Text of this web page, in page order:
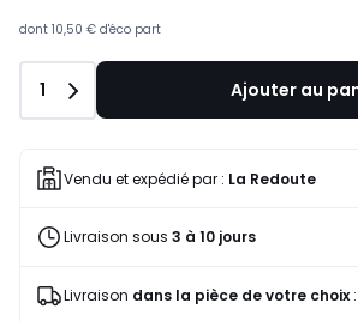
dont 10,50 € d'éco part
Quantité
1 Ajouter au
Vendu et expédié par : La Redoute
Livraison sous 3 à 10 jours
Livraison dans la pièce de votre choix: